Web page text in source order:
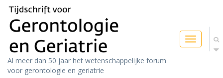
Toggle
navigation
Al meer dan 50 jaar het wetenschappelijke forum
voor gerontologie en geriatrie